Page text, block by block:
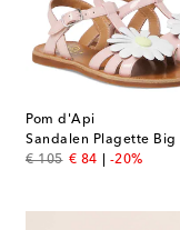
Pom d'Api
€ 105
original price
€ 84
discount price
-20%